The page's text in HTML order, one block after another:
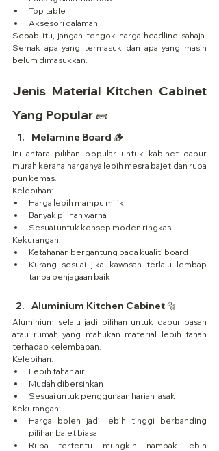
Top table
Aksesori dalaman
Sebab itu, jangan tengok harga headline sahaja.
Semak apa yang termasuk dan apa yang masih
belum dimasukkan.
Jenis Material Kitchen Cabinet
Yang Popular 🧱
Melamine Board 🪵
Ini antara pilihan popular untuk kabinet dapur
murah kerana harganya lebih mesra bajet dan rupa
pun kemas.
Kelebihan:
Harga lebih mampu milik
Banyak pilihan warna
Sesuai untuk konsep moden ringkas
Kekurangan:
Ketahanan bergantung pada kualiti board
Kurang sesuai jika kawasan terlalu lembap
tanpa penjagaan baik
Aluminium Kitchen Cabinet 🔩
Aluminium selalu jadi pilihan untuk dapur basah
atau rumah yang mahukan material lebih tahan
terhadap kelembapan.
Kelebihan:
Lebih tahan air
Mudah dibersihkan
Sesuai untuk penggunaan harian lasak
Kekurangan:
Harga boleh jadi lebih tinggi berbanding
pilihan bajet biasa
Rupa tertentu mungkin nampak lebih